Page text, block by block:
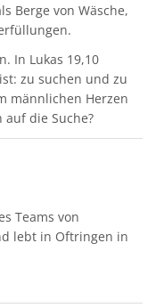
Berge von Wäsche,
In Lukas 19,10
zu suchen und zu
männlichen Herzen
die Suche?
Teams von
lebt in Oftringen in